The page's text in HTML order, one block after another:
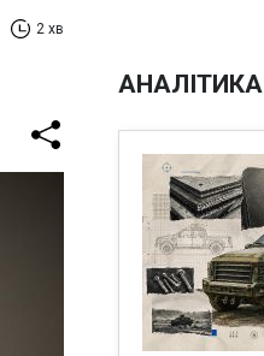
2 хв
АНАЛІТИКА